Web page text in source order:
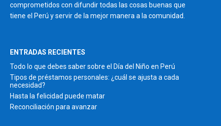
comprometidos con difundir todas las cosas buenas que
tiene el Perú y servir de la mejor manera a la comunidad.
ENTRADAS RECIENTES
Todo lo que debes saber sobre el Día del Niño en Perú
Tipos de préstamos personales: ¿cuál se ajusta a cada
necesidad?
Hasta la felicidad puede matar
Reconciliación para avanzar